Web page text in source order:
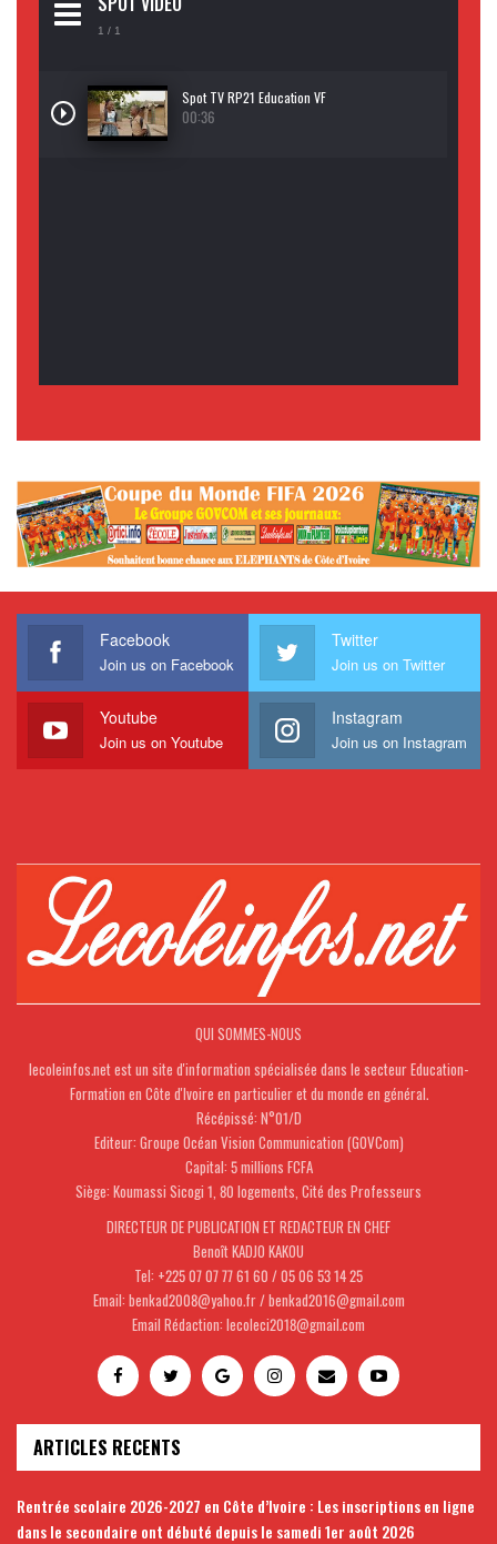
1 / 1
Spot TV RP21 Education VF
00:36
Facebook
Join us on Facebook
Twitter
Join us on Twitter
Youtube
Join us on Youtube
Instagram
Join us on Instagram
QUI SOMMES-NOUS
lecoleinfos.net est un site d'information spécialisée dans le secteur Education-
Formation en Côte d'Ivoire en particulier et du monde en général.
Récépissé: N°01/D
Editeur: Groupe Océan Vision Communication (GOVCom)
Capital: 5 millions FCFA
Siège: Koumassi Sicogi 1, 80 logements, Cité des Professeurs
DIRECTEUR DE PUBLICATION ET REDACTEUR EN CHEF
Benoît KADJO KAKOU
Tel: +225 07 07 77 61 60 / 05 06 53 14 25
Email: benkad2008@yahoo.fr / benkad2016@gmail.com
Email Rédaction: lecoleci2018@gmail.com
ARTICLES RECENTS
Rentrée scolaire 2026-2027 en Côte d’Ivoire : Les inscriptions en ligne
dans le secondaire ont débuté depuis le samedi 1er août 2026